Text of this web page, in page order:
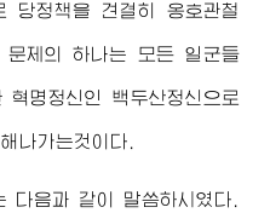
당정책을 견결히 옹호관철
문제의 하나는 모든 일군들
명정신인 백두산정신으로
나가는것이다.
다음과 같이 말씀하시였다.